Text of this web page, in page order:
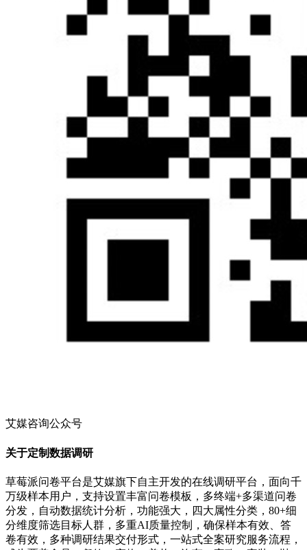
艾媒咨询公众号
关于定制数据调研
草莓派问卷平台是艾媒旗下自主开发的在线调研平台，面向千
万级样本用户，支持设置丰富问卷模板，多终端+多渠道问卷
分发，自动数据统计分析，功能强大，四大属性分类，80+细
分维度筛选目标人群，多重AI质量控制，确保样本有效、答
卷有效，多种调研结果交付形式，一站式全案研究服务流程，